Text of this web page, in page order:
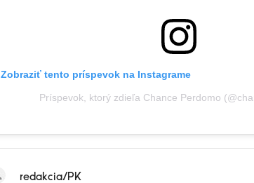
Zobraziť tento príspevok na Instagrame
Príspevok, ktorý zdieľa Chance Perdomo
redakcia/PK